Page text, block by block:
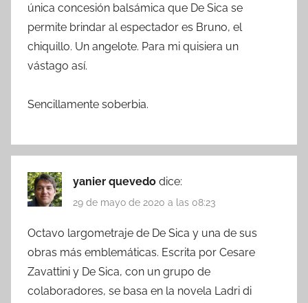
única concesión balsámica que De Sica se
permite brindar al espectador es Bruno, el
chiquillo. Un angelote. Para mi quisiera un
vástago así.
Sencillamente soberbia.
yanier quevedo dice:
29 de mayo de 2020 a las 08:23
Octavo largometraje de De Sica y una de sus
obras más emblemáticas. Escrita por Cesare
Zavattini y De Sica, con un grupo de
colaboradores, se basa en la novela Ladri di